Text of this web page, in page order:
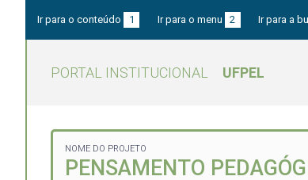
Ir para o conteúdo 1 Ir para o menu 2 Ir para a
PORTAL INSTITUCIONAL UFPEL
NOME DO PROJETO
PENSAMENTO